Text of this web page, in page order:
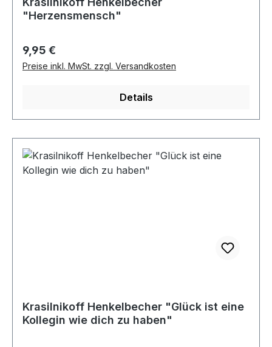
"Herzensmensch"
Regulärer Preis:
9,95 €
Preise inkl. MwSt. zzgl. Versandkosten
Details
Krasilnikoff Henkelbecher "Glück ist eine
Kollegin wie dich zu haben"